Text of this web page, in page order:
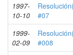
1997-
10-10
#07
1999-
02-09
#008